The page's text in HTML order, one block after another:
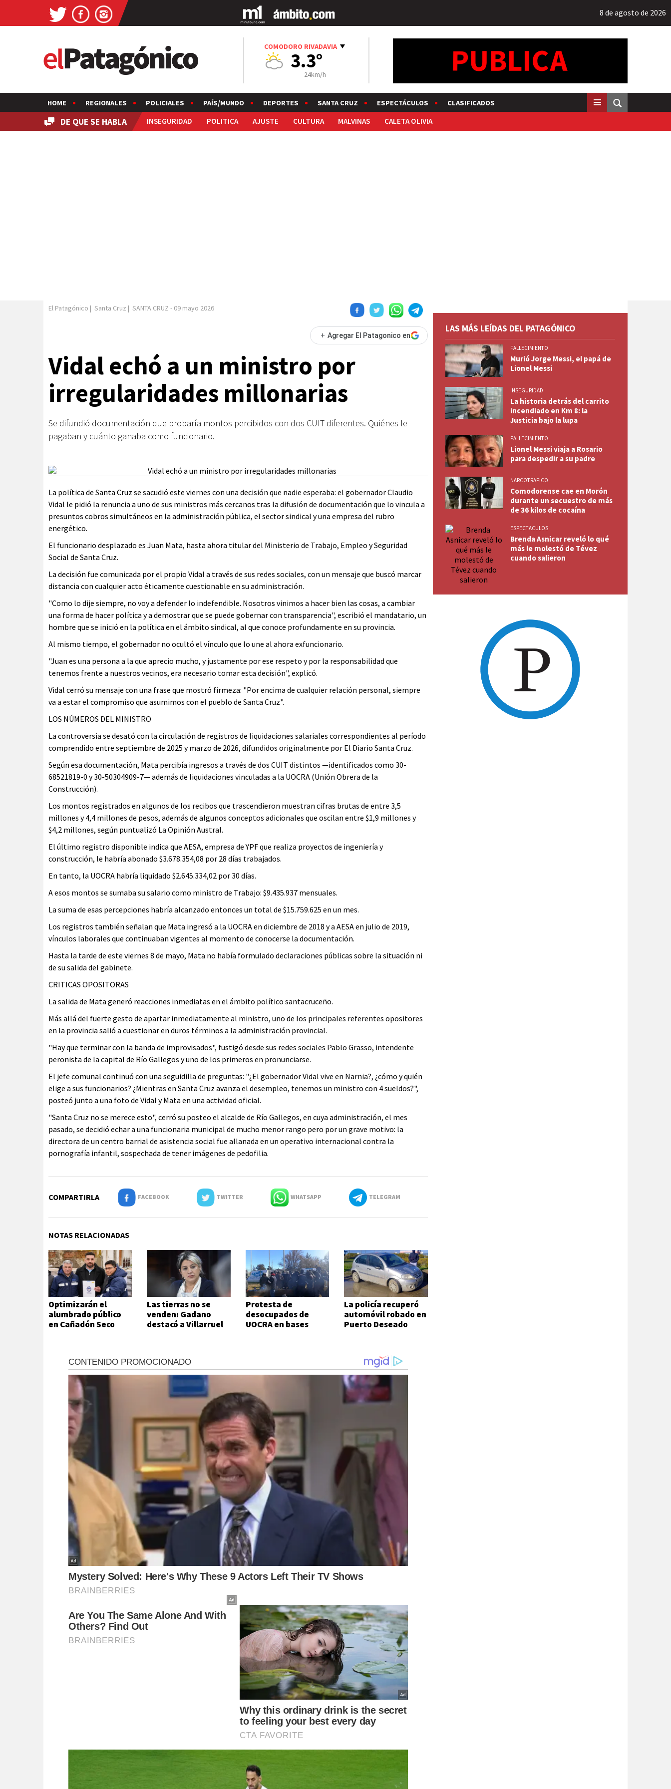
8 de agosto de 2026
COMODORO RIVADAVIA
3.3°
24km/h
HOME REGIONALES POLICIALES PAÍS/MUNDO DEPORTES SANTA CRUZ ESPECTÁCULOS CLASIFICADOS
DE QUE SE HABLA INSEGURIDAD POLITICA AJUSTE CULTURA MALVINAS CALETA OLIVIA
El Patagónico | Santa Cruz | SANTA CRUZ - 09 mayo 2026
+ Agregar El Patagonico en
Vidal echó a un ministro por
irregularidades millonarias
Se difundió documentación que probaría montos percibidos con dos CUIT diferentes. Quiénes le
pagaban y cuánto ganaba como funcionario.
La política de Santa Cruz se sacudió este viernes con una decisión que nadie esperaba: el gobernador Claudio
Vidal le pidió la renuncia a uno de sus ministros más cercanos tras la difusión de documentación que lo vincula a
presuntos cobros simultáneos en la administración pública, el sector sindical y una empresa del rubro
energético.
El funcionario desplazado es Juan Mata, hasta ahora titular del Ministerio de Trabajo, Empleo y Seguridad
Social de Santa Cruz.
La decisión fue comunicada por el propio Vidal a través de sus redes sociales, con un mensaje que buscó marcar
distancia con cualquier acto éticamente cuestionable en su administración.
"Como lo dije siempre, no voy a defender lo indefendible. Nosotros vinimos a hacer bien las cosas, a cambiar
una forma de hacer política y a demostrar que se puede gobernar con transparencia", escribió el mandatario, un
hombre que se inició en la política en el ámbito sindical, al que conoce profundamente en su provincia.
Al mismo tiempo, el gobernador no ocultó el vínculo que lo une al ahora exfuncionario.
"Juan es una persona a la que aprecio mucho, y justamente por ese respeto y por la responsabilidad que
tenemos frente a nuestros vecinos, era necesario tomar esta decisión", explicó.
Vidal cerró su mensaje con una frase que mostró firmeza: "Por encima de cualquier relación personal, siempre
va a estar el compromiso que asumimos con el pueblo de Santa Cruz".
LOS NÚMEROS DEL MINISTRO
La controversia se desató con la circulación de registros de liquidaciones salariales correspondientes al período
comprendido entre septiembre de 2025 y marzo de 2026, difundidos originalmente por El Diario Santa Cruz.
Según esa documentación, Mata percibía ingresos a través de dos CUIT distintos —identificados como 30-
68521819-0 y 30-50304909-7— además de liquidaciones vinculadas a la UOCRA (Unión Obrera de la
Construcción).
Los montos registrados en algunos de los recibos que trascendieron muestran cifras brutas de entre 3,5
millones y 4,4 millones de pesos, además de algunos conceptos adicionales que oscilan entre $1,9 millones y
$4,2 millones, según puntualizó La Opinión Austral.
El último registro disponible indica que AESA, empresa de YPF que realiza proyectos de ingeniería y
construcción, le habría abonado $3.678.354,08 por 28 días trabajados.
En tanto, la UOCRA habría liquidado $2.645.334,02 por 30 días.
A esos montos se sumaba su salario como ministro de Trabajo: $9.435.937 mensuales.
La suma de esas percepciones habría alcanzado entonces un total de $15.759.625 en un mes.
Los registros también señalan que Mata ingresó a la UOCRA en diciembre de 2018 y a AESA en julio de 2019,
vínculos laborales que continuaban vigentes al momento de conocerse la documentación.
Hasta la tarde de este viernes 8 de mayo, Mata no había formulado declaraciones públicas sobre la situación ni
de su salida del gabinete.
CRITICAS OPOSITORAS
La salida de Mata generó reacciones inmediatas en el ámbito político santacruceño.
Más allá del fuerte gesto de apartar inmediatamente al ministro, uno de los principales referentes opositores
en la provincia salió a cuestionar en duros términos a la administración provincial.
"Hay que terminar con la banda de improvisados", fustigó desde sus redes sociales Pablo Grasso, intendente
peronista de la capital de Río Gallegos y uno de los primeros en pronunciarse.
El jefe comunal continuó con una seguidilla de preguntas: "¿El gobernador Vidal vive en Narnia?, ¿cómo y quién
elige a sus funcionarios? ¿Mientras en Santa Cruz avanza el desempleo, tenemos un ministro con 4 sueldos?",
posteó junto a una foto de Vidal y Mata en una actividad oficial.
"Santa Cruz no se merece esto", cerró su posteo el alcalde de Río Gallegos, en cuya administración, el mes
pasado, se decidió echar a una funcionaria municipal de mucho menor rango pero por un grave motivo: la
directora de un centro barrial de asistencia social fue allanada en un operativo internacional contra la
pornografía infantil, sospechada de tener imágenes de pedofilia.
COMPARTIRLA FACEBOOK TWITTER WHATSAPP TELEGRAM
NOTAS RELACIONADAS
Optimizarán el
alumbrado público
en Cañadón Seco
Las tierras no se
venden: Gadano
destacó a Villarruel
Protesta de
desocupados de
UOCRA en bases
La policía recuperó
automóvil robado en
Puerto Deseado
LAS MÁS LEÍDAS DEL PATAGÓNICO
FALLECIMIENTO
Murió Jorge Messi, el papá de
Lionel Messi
INSEGURIDAD
La historia detrás del carrito
incendiado en Km 8: la
Justicia bajo la lupa
FALLECIMIENTO
Lionel Messi viaja a Rosario
para despedir a su padre
NARCOTRAFICO
Comodorense cae en Morón
durante un secuestro de más
de 36 kilos de cocaína
ESPECTACULOS
Brenda Asnicar reveló lo qué
más le molestó de Tévez
cuando salieron